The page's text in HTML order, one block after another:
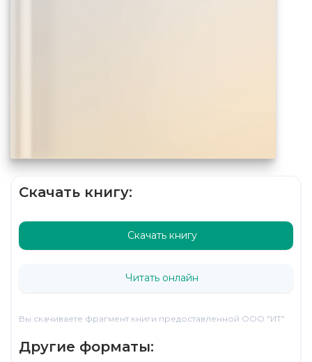
Скачать книгу:
Скачать книгу
Читать онлайн
Вы скачиваете фрагмент книги предоставленной ООО "ИТ"
Другие форматы: